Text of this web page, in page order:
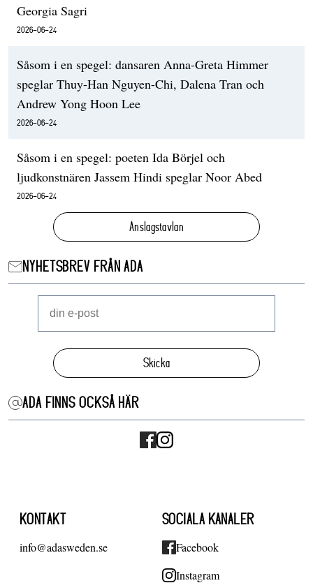
Georgia Sagri
2026-06-24
Såsom i en spegel: dansaren Anna-Greta Himmer
speglar Thuy-Han Nguyen-Chi, Dalena Tran och
Andrew Yong Hoon Lee
2026-06-24
Såsom i en spegel: poeten Ida Börjel och
ljudkonstnären Jassem Hindi speglar Noor Abed
2026-06-24
Anslagstavlan
NYHETSBREV FRÅN ADA
Skicka
ADA FINNS OCKSÅ HÄR
KONTAKT
info@adasweden.se
SOCIALA KANALER
Facebook
Instagram